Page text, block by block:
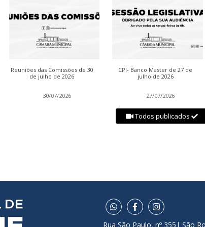
Reuniões das Comissões de 30
de julho de 2026
30/07/2026
CPI- Banco Master de 27 de
julho de 2026
27/07/2026
Todos publicados
Rua São Paulo, nº 355| São